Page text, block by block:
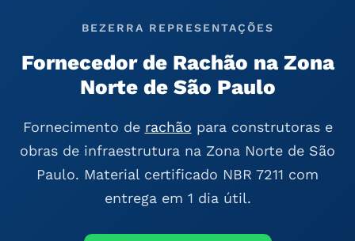
BEZERRA REPRESENTAÇÕES
Fornecedor de Rachão na Zona
Norte de São Paulo
Fornecimento de rachão para construtoras e
obras de infraestrutura na Zona Norte de São
Paulo. Material certificado NBR 7211 com
entrega em 1 dia útil.